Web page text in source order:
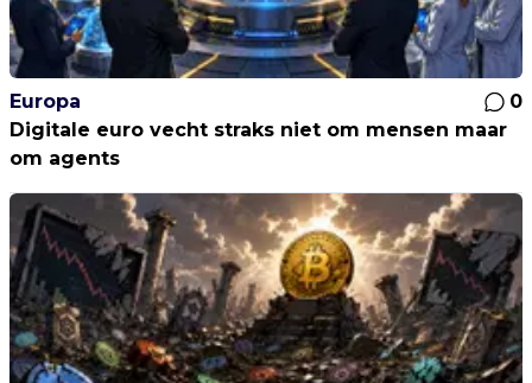
Europa
0
Digitale euro vecht straks niet om mensen maar
om agents